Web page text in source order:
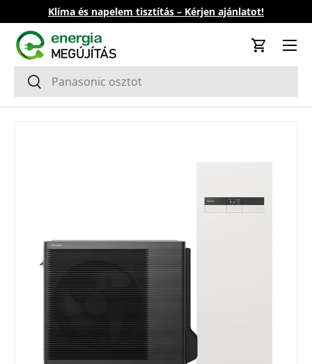
Ugrás a tartalomhoz
Klíma és napelem tisztítás – Kérjen ajánlatot!
Keresés
Keresés
Kosár